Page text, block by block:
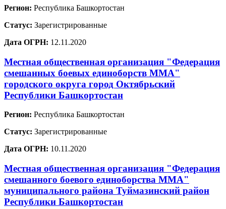
Регион: Республика Башкортостан
Статус: Зарегистрированные
Дата ОГРН: 12.11.2020
Местная общественная организация "Федерация
смешанных боевых единоборств ММА"
городского округа город Октябрьский
Республики Башкортостан
Регион: Республика Башкортостан
Статус: Зарегистрированные
Дата ОГРН: 10.11.2020
Местная общественная организация "Федерация
смешанного боевого единоборства ММА"
муниципального района Туймазинский район
Республики Башкортостан